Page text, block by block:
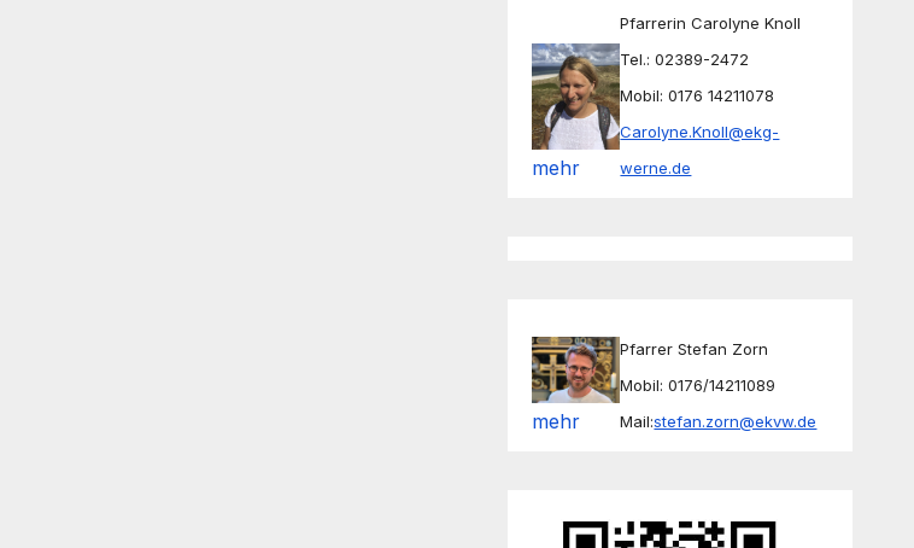
mehr
Pfarrerin Carolyne Knoll
Tel.: 02389-2472
Mobil: 0176 14211078
Carolyne.Knoll@ekg-
werne.de
mehr
Pfarrer Stefan Zorn
Mobil: 0176/14211089
Mail:stefan.zorn@ekvw.de